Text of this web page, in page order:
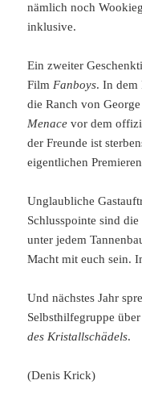
nämlich noch
inklusive.
Ein zweiter
Film Fanboys. In
die Ranch von
Menace vor dem
der Freunde ist
eigentlichen
Unglaubliche
Schlusspointe sind
unter jedem
Macht mit euch sein.
Und nächstes Jahr
Selbsthilfegruppe über
des Kristallschädels.
(Denis Krick)